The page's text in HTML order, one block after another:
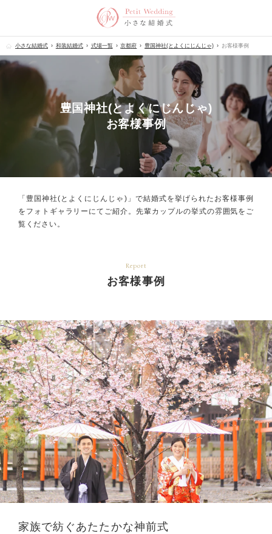
小さな結婚式 和装結婚式 式場一覧 京都府 豊国神社(とよくにじんじゃ) お客様事例
豊国神社(とよくにじんじゃ)
お客様事例
「豊国神社(とよくにじんじゃ)」で結婚式を挙げられた お客様事例
をフォトギャラリーにてご紹介。 先輩カップルの挙式の雰囲気をご
覧ください。
Report
お客様事例
家族で紡ぐあたたかな神前式